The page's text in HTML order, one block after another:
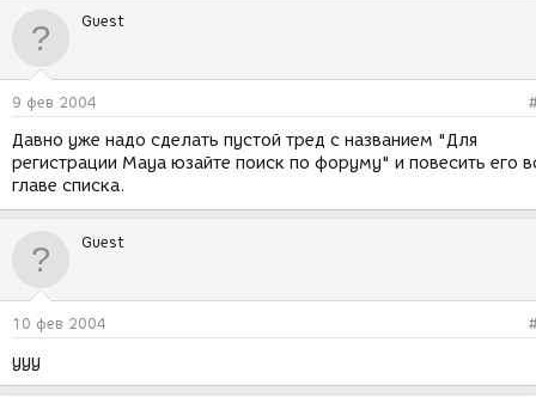
Guest
9 фев 2004
Давно уже надо сделать пустой тред с названием "Для
регистрации Мауа юзайте поиск по форуму" и повесить его
главе списка.
Guest
10 фев 2004
ууу